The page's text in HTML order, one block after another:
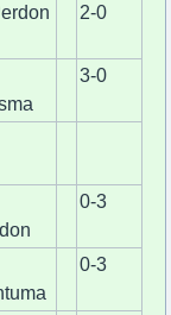
2-0
3-0
0-3
0-3